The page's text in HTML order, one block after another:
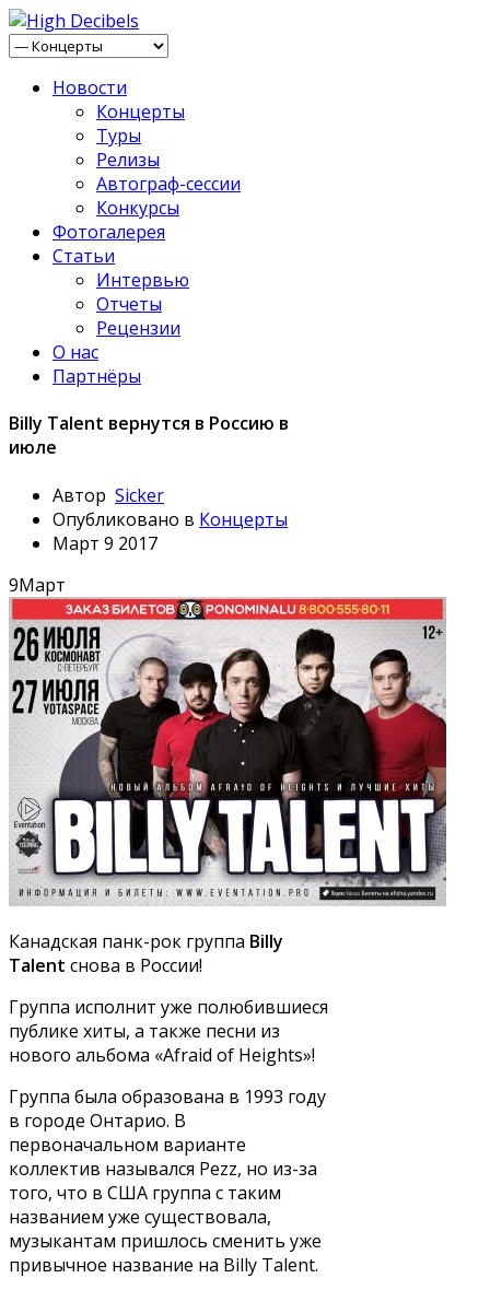
Новости
Концерты
Туры
Релизы
Автограф-сессии
Конкурсы
Фотогалерея
Статьи
Интервью
Отчеты
Рецензии
О нас
Партнёры
Billy Talent вернутся в Россию в
июле
Автор Sicker
Опубликовано в Концерты
Март 9 2017
9Март
Канадская панк-рок группа Billy
Talent снова в России!
Группа исполнит уже полюбившиеся
публике хиты, а также песни из
нового альбома «Afraid of Heights»!
Группа была образована в 1993 году
в городе Онтарио. В
первоначальном варианте
коллектив назывался Pezz, но из-за
того, что в США группа с таким
названием уже существовала,
музыкантам пришлось сменить уже
привычное название на Billy Talent.